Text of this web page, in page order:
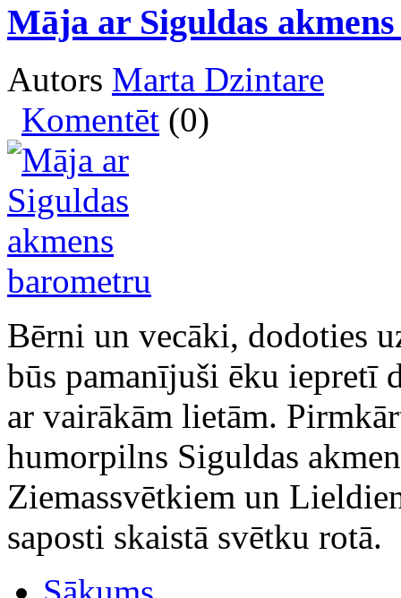
Māja ar Siguldas
Autors Marta Dzintare
Komentēt (0)
Bērni un vecāki, dodoties
būs pamanījuši ēku iepretī
ar vairākām lietām.
humorpilns Siguldas
Ziemassvētkiem un
saposti skaistā svētku rotā.